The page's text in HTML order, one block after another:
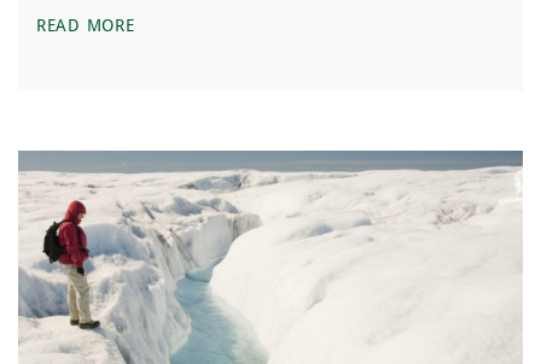
READ MOREมลภาวะกำลังคร่าประชากรวาฬเพชฌฆาตครึ่งหนึ่ง